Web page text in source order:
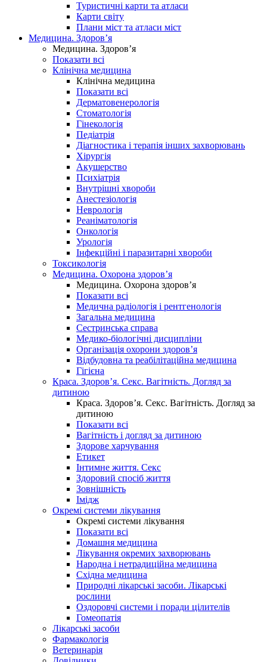
Туристичні карти та атласи
Карти світу
Плани міст та атласи міст
Медицина. Здоров’я
Медицина. Здоров’я
Показати всі
Клінічна медицина
Клінічна медицина
Показати всі
Дерматовенерологія
Стоматологія
Гінекологія
Педіатрія
Діагностика і терапія інших захворювань
Хірургія
Акушерство
Психіатрія
Внутрішні хвороби
Анестезіологія
Неврологія
Реаніматологія
Онкологія
Урологія
Інфекційні і паразитарні хвороби
Токсикологія
Медицина. Охорона здоров’я
Медицина. Охорона здоров’я
Показати всі
Медична радіологія і рентгенологія
Загальна медицина
Сестринська справа
Медико-біологічні дисципліни
Організація охорони здоров’я
Відбудовна та реабілітаційна медицина
Гігієна
Краса. Здоров’я. Секс. Вагітність. Догляд за
дитиною
Краса. Здоров’я. Секс. Вагітність. Догляд за
дитиною
Показати всі
Вагітність і догляд за дитиною
Здорове харчування
Етикет
Інтимне життя. Секс
Здоровий спосіб життя
Зовнішність
Імідж
Окремі системи лікування
Окремі системи лікування
Показати всі
Домашня медицина
Лікування окремих захворювань
Народна і нетрадиційна медицина
Східна медицина
Природні лікарські засоби. Лікарські
рослини
Оздоровчі системи і поради цілителів
Гомеопатія
Лікарські засоби
Фармакологія
Ветеринарія